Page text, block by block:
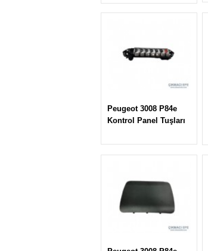
Peugeot 3008 P84e
Kontrol Panel Tuşları